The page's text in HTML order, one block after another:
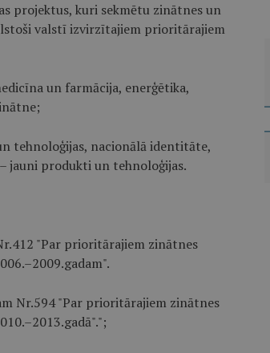
projektus, kuri sekmētu zinātnes un
valstī izvirzītajiem prioritārajiem
un farmācija, enerģētika,
tehnoloģijas, nacionālā identitāte,
jauni produkti un tehnoloģijas.
"Par prioritārajiem zinātnes
Nr.594 "Par prioritārajiem zinātnes